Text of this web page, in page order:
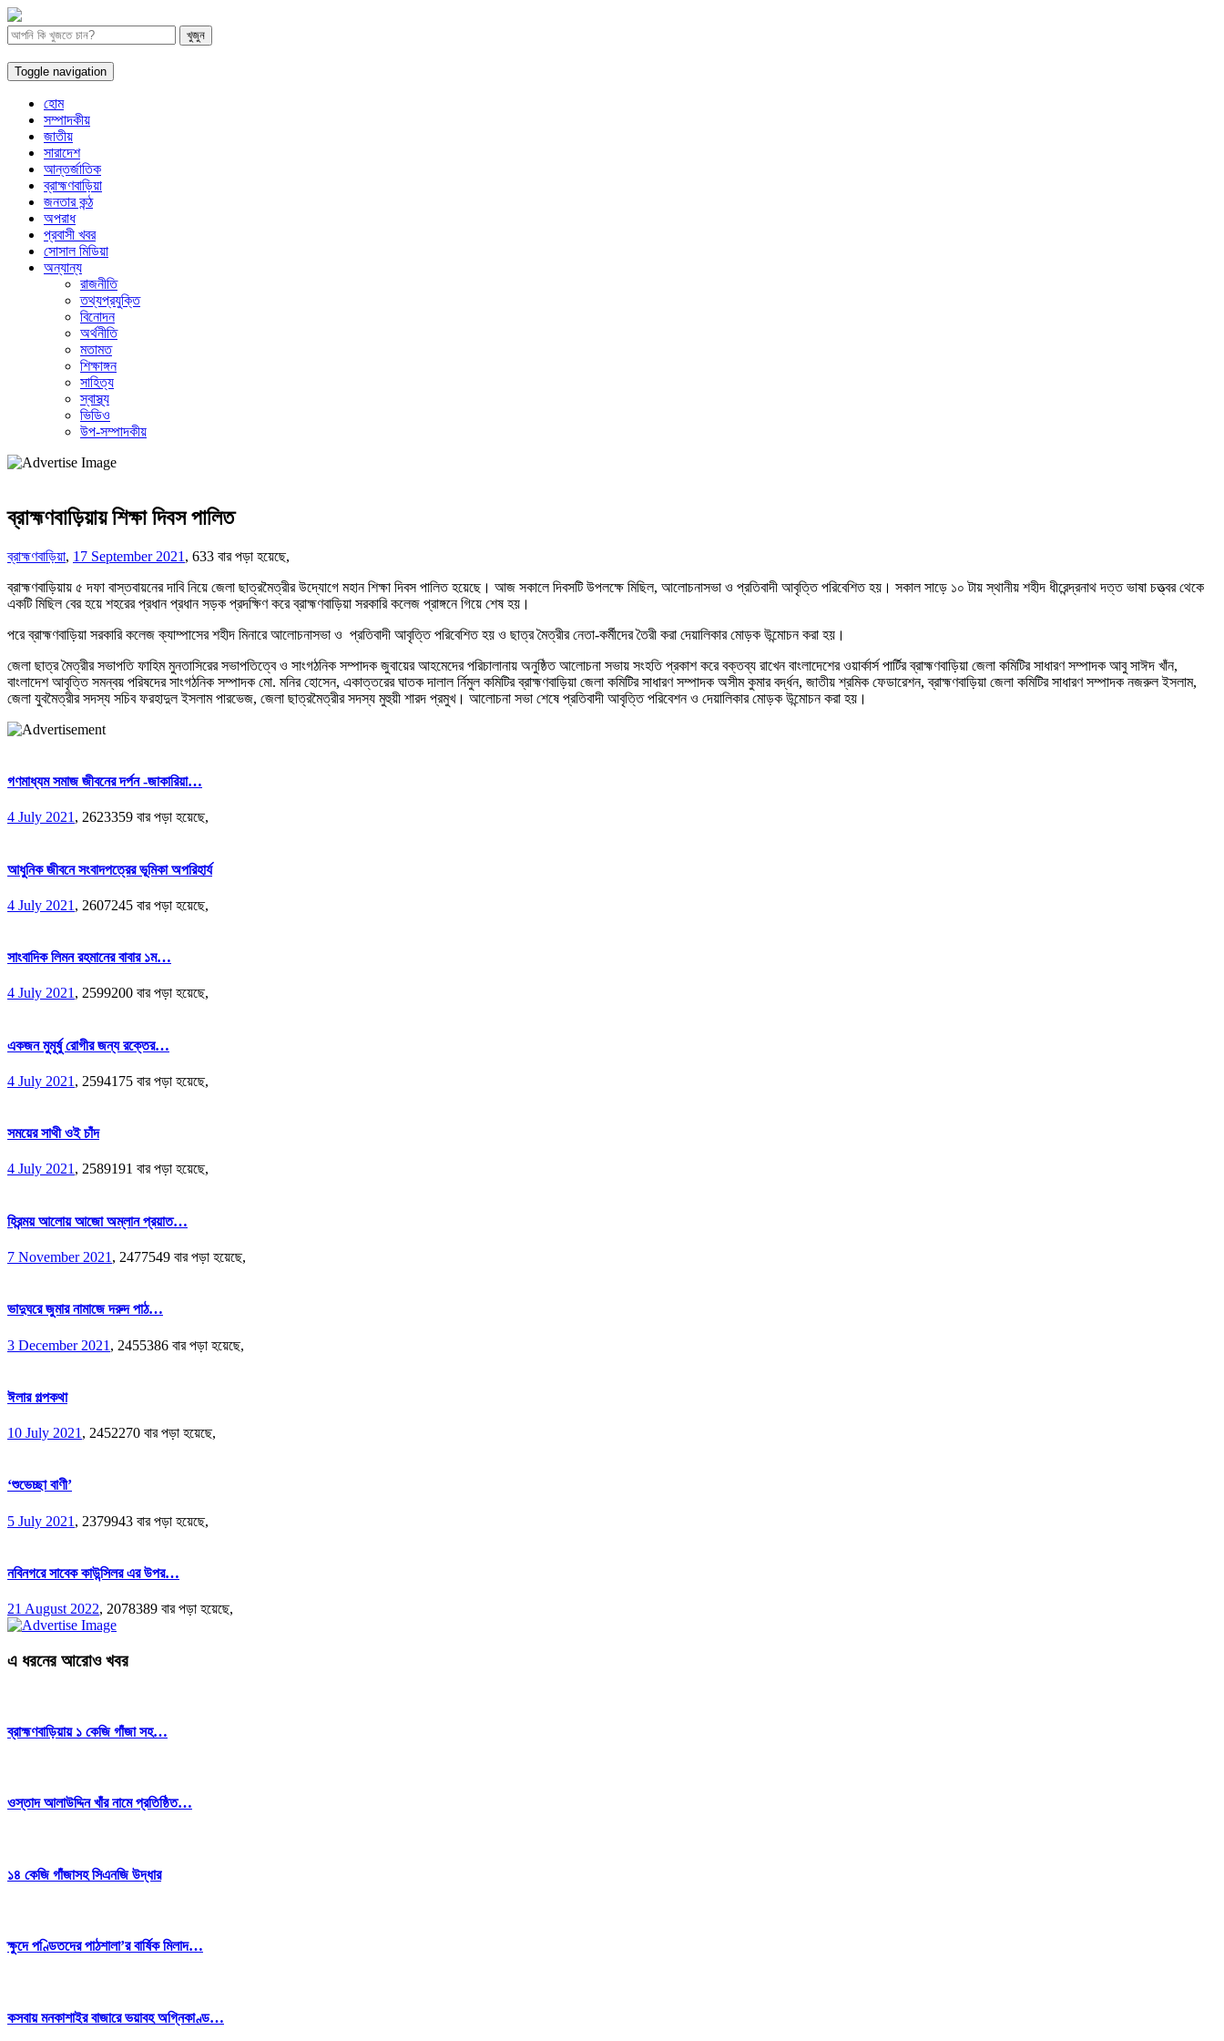
Toggle navigation
হোম
সম্পাদকীয়
জাতীয়
সারাদেশ
আন্তর্জাতিক
ব্রাহ্মণবাড়িয়া
জনতার কন্ঠ
অপরাধ
প্রবাসী খবর
সোসাল মিডিয়া
অন্যান্য
রাজনীতি
তথ্যপ্রযুক্তি
বিনোদন
অর্থনীতি
মতামত
শিক্ষাঙ্গন
সাহিত্য
স্বাস্থ্য
ভিডিও
উপ-সম্পাদকীয়
ব্রাহ্মণবাড়িয়ায় শিক্ষা দিবস পালিত
ব্রাহ্মণবাড়িয়া, 17 September 2021 , 633 বার পড়া হয়েছে,
ব্রাহ্মণবাড়িয়ায় ৫ দফা বাস্তবায়নের দাবি নিয়ে জেলা ছাত্রমৈত্রীর উদ্যোগে মহান শিক্ষা দিবস পালিত হয়েছে। আজ সকালে দিবসটি উপলক্ষে মিছিল, আলোচনাসভা ও প্রতিবাদী আবৃত্তি পরিবেশিত হয়। সকাল সাড়ে ১০ টায় স্থানীয় শহীদ ধীরেন্দ্রনাথ দত্ত ভাষা চত্ত্বর থেকে
একটি মিছিল বের হয়ে শহরের প্রধান প্রধান সড়ক প্রদক্ষিণ করে ব্রাহ্মণবাড়িয়া সরকারি কলেজ প্রাঙ্গনে গিয়ে শেষ হয়।
পরে ব্রাহ্মণবাড়িয়া সরকারি কলেজ ক্যাম্পাসের শহীদ মিনারে আলোচনাসভা ও প্রতিবাদী আবৃত্তি পরিবেশিত হয় ও ছাত্র মৈত্রীর নেতা-কর্মীদের তৈরী করা দেয়ালিকার মোড়ক উন্মোচন করা হয়।
জেলা ছাত্র মৈত্রীর সভাপতি ফাহিম মুনতাসিরের সভাপতিত্বে ও সাংগঠনিক সম্পাদক জুবায়ের আহমেদের পরিচালানায় অনুষ্ঠিত আলোচনা সভায় সংহতি প্রকাশ করে বক্তব্য রাখেন বাংলাদেশের ওয়ার্কার্স পার্টির ব্রাহ্মণবাড়িয়া জেলা কমিটির সাধারণ সম্পাদক আবু সাঈদ খাঁন,
বাংলাদেশ আবৃত্তি সমন্বয় পরিষদের সাংগঠনিক সম্পাদক মো. মনির হোসেন, একাত্তরের ঘাতক দালাল র্নিমুল কমিটির ব্রাহ্মণবাড়িয়া জেলা কমিটির সাধারণ সম্পাদক অসীম কুমার বর্দ্ধন, জাতীয় শ্রমিক ফেডারেশন, ব্রাহ্মণবাড়িয়া জেলা কমিটির সাধারণ সম্পাদক নজরুল ইসলাম,
জেলা যুবমৈত্রীর সদস্য সচিব ফরহাদুল ইসলাম পারভেজ, জেলা ছাত্রমৈত্রীর সদস্য মুহুয়ী শারদ প্রমুখ। আলোচনা সভা শেষে প্রতিবাদী আবৃত্তি পরিবেশন ও দেয়ালিকার মোড়ক উন্মোচন করা হয়।
গণমাধ্যম সমাজ জীবনের দর্পন -জাকারিয়া…
4 July 2021 , 2623359 বার পড়া হয়েছে,
আধুনিক জীবনে সংবাদপত্রের ভূমিকা অপরিহার্য
4 July 2021 , 2607245 বার পড়া হয়েছে,
সাংবাদিক লিমন রহমানের বাবার ১ম…
4 July 2021, 2599200 বার পড়া হয়েছে,
একজন মুমূর্ষু রোগীর জন্য রক্তের…
4 July 2021 , 2594175 বার পড়া হয়েছে,
সময়ের সাথী ওই চাঁদ
4 July 2021, 2589191 বার পড়া হয়েছে,
হিরন্ময় আলোয় আজো অম্লান প্রয়াত…
7 November 2021 , 2477549 বার পড়া হয়েছে,
ভাদুঘরে জুমার নামাজে দরুদ পাঠ…
3 December 2021 , 2455386 বার পড়া হয়েছে,
ঈলার গল্পকথা
10 July 2021 , 2452270 বার পড়া হয়েছে,
‘শুভেচ্ছা বাণী’
5 July 2021 , 2379943 বার পড়া হয়েছে,
নবিনগরে সাবেক কাউন্সিলর এর উপর…
21 August 2022, 2078389 বার পড়া হয়েছে,
এ ধরনের আরোও খবর
ব্রাহ্মণবাড়িয়ায় ১ কেজি গাঁজা সহ…
ওস্তাদ আলাউদ্দিন খাঁর নামে প্রতিষ্ঠিত…
১৪ কেজি গাঁজাসহ সিএনজি উদ্ধার
ক্ষুদে পণ্ডিতদের পাঠশালা’র বার্ষিক মিলাদ…
কসবায় মনকাশাইর বাজারে ভয়াবহ অগ্নিকাণ্ড…